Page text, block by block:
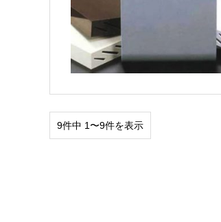
9件中 1〜9件を表示